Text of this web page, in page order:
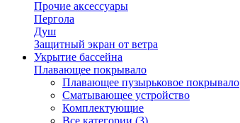
Прочие аксессуары
Пергола
Душ
Защитный экран от ветра
Укрытие бассейна
Плавающее покрывало
Плавающее пузырьковое покрывало
Сматывающее устройство
Комплектующие
Все категории (3)